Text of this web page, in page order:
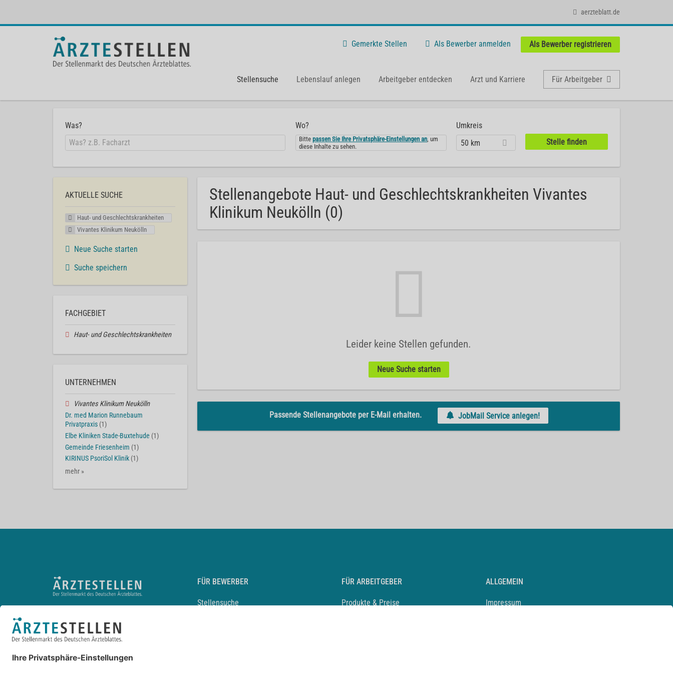
aerzteblatt.de
Gemerkte Stellen Als Bewerber anmelden Als Bewerber registrieren
Stellensuche Lebenslauf anlegen Arbeitgeber entdecken Arzt und Karriere Für Arbeitgeber
Was? Wo?
Bittepassen Sie Ihre Privatsphäre-Einstellungen an, um
diese Inhalte zu sehen.
Umkreis
50 km
Stellenangebote Haut- und Geschlechtskrankheiten Vivantes
Klinikum Neukölln (0)
Leider keine Stellen gefunden.
Neue Suche starten
Passende Stellenangebote per E-Mail erhalten. JobMail Service anlegen!
AKTUELLE SUCHE
Haut- und Geschlechtskrankheiten
Vivantes Klinikum Neukölln
Neue Suche starten
Suche speichern
FACHGEBIET
Haut- und Geschlechtskrankheiten
UNTERNEHMEN
Vivantes Klinikum Neukölln
Dr. med Marion Runnebaum
Privatpraxis (1)
Elbe Kliniken Stade-Buxtehude (1)
Gemeinde Friesenheim (1)
KIRINUS PsoriSol Klinik (1)
mehr »
FÜR BEWERBER
Stellensuche
FÜR ARBEITGEBER
Produkte & Preise
ALLGEMEIN
Impressum